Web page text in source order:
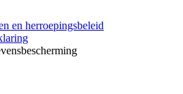
en herroepingsbeleid